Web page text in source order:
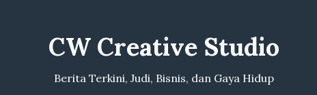
CW Creative Studio
Berita Terkini, Judi, Bisnis, dan Gaya Hidup